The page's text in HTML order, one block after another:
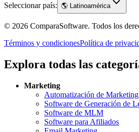
Seleccionar país: 🌎 Latinoamérica
© 2026 ComparaSoftware. Todos los
Términos y condicionesPolítica de
Explora todas las
Marketing
Automatización de Marketing
Software de Generación de
Software de MLM
Software para Afiliados